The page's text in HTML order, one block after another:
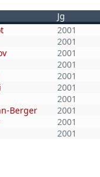
Jg
2001
2001
2001
2001
2001
2001
2001
Berger
2001
2001
2001